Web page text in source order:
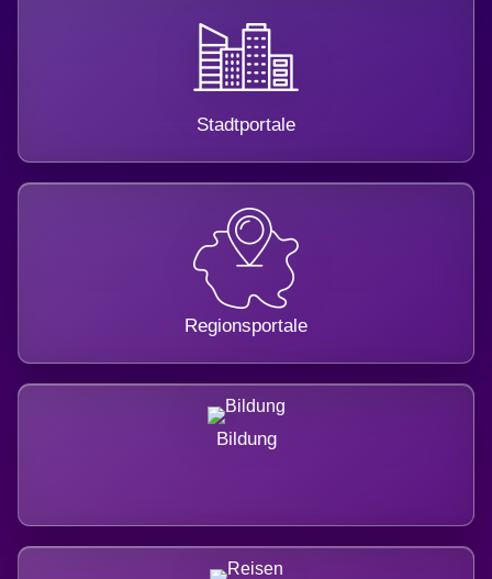
Stadtportale
Regionsportale
Bildung